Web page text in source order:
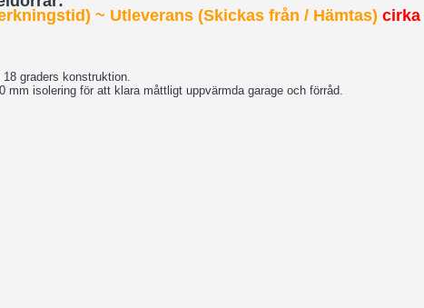
~ Utleverans (Skickas från / Hämtas) cirka
graders konstruktion.
isolering för att klara måttligt uppvärmda garage och förråd.